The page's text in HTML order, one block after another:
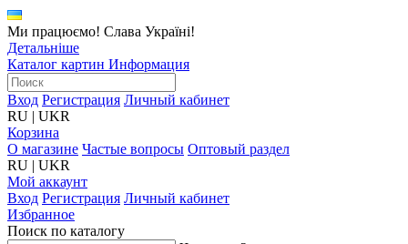
Ми працюємо! Слава Україні!
Детальніше
Каталог картин Информация
Вход Регистрация Личный кабинет
RU | UKR
Корзина
О магазине Частые вопросы Оптовый раздел
RU | UKR
Мой аккаунт
Вход Регистрация Личный кабинет
Избранное
Поиск по каталогу